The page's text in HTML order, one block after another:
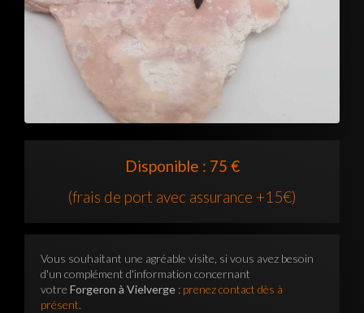
Disponible : 75 €
(frais de port avec assurance +15€)
Vous souhaitant une agréable visite, si vous avez besoin
d'un complément d'information concernant
votre Forgeron à Vielverge : prenez contact dès à
présent.